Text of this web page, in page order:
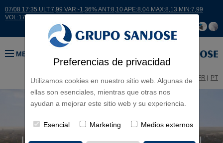
07/08 17:35 ULT:7,99 VAR:-1,36% ANT:8,10 APE:8,04 MAX:8,13 MIN:7,99
VOL:17664
MENÚ
EN FR PT
Preferencias de privacidad
Utilizamos cookies en nuestro sitio web. Algunas de
ellas son esenciales, mientras que otras nos
ayudan a mejorar este sitio web y su experiencia.
Esencial Marketing Medios externos